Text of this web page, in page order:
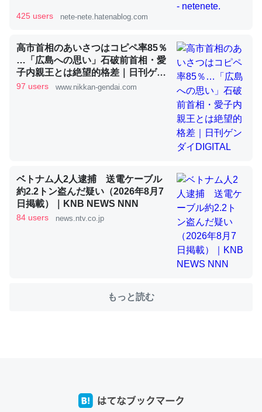
論文では「淡水はカルシウムも酸素も不足してて両方に不
利だから両方が拮抗してるのでは」とあって面白い。海に
いる鋏角類（カブトガニ・ウミグモ）はカルシウムを使わ
ずキチンを強化してる筈だが、酵素が違うのか？
─ニュース :: 【研究発表】昆虫学の大問題＝「昆虫はなぜ海にいな
これを元に考えるとカルシウムを大量に使う脊椎動物と貝
類は苦労してるんだな…。腹足類だと殻を無くしてナメク
ジになったり努力してるし。
─ニュース :: 【研究発表】昆虫学の大問題＝「昆虫はなぜ海にいな
425 users nete-nete.hatenablog.com
高市首相のあいさつはコピペ率85％
…「広島への思い」石破前首相・愛
子内親王とは絶望的格差｜日刊ゲン
ダイDIGITAL
97 users www.nikkan-gendai.com
ベトナム人2人逮捕 送電ケーブル
約2.2トン盗んだ疑い（2026年8月7
日掲載）｜KNB NEWS NNN
84 users news.ntv.co.jp
もっと読む